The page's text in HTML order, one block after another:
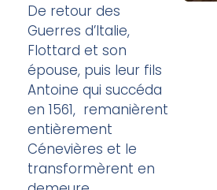
De retour des
Guerres d’Italie,
Flottard et son
épouse, puis leur fils
Antoine qui succéda
en 1561, remanièrent
entièrement
Cénevières et le
transformèrent en